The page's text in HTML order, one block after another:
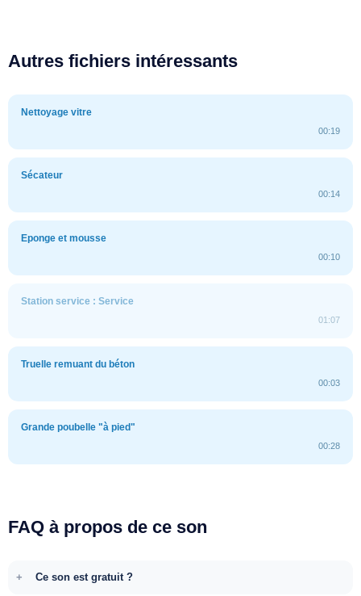
Autres fichiers intéressants
Nettoyage vitre
00:19
Sécateur
00:14
Eponge et mousse
00:10
Station service : Service
01:07
Truelle remuant du béton
00:03
Grande poubelle "à pied"
00:28
FAQ à propos de ce son
Ce son est gratuit ?